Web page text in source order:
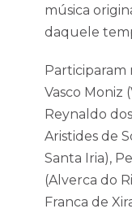
música
daquele
Participaram
Vasco Moniz
Reynaldo
Aristides de
Santa Iria),
(Alverca do
Franca de